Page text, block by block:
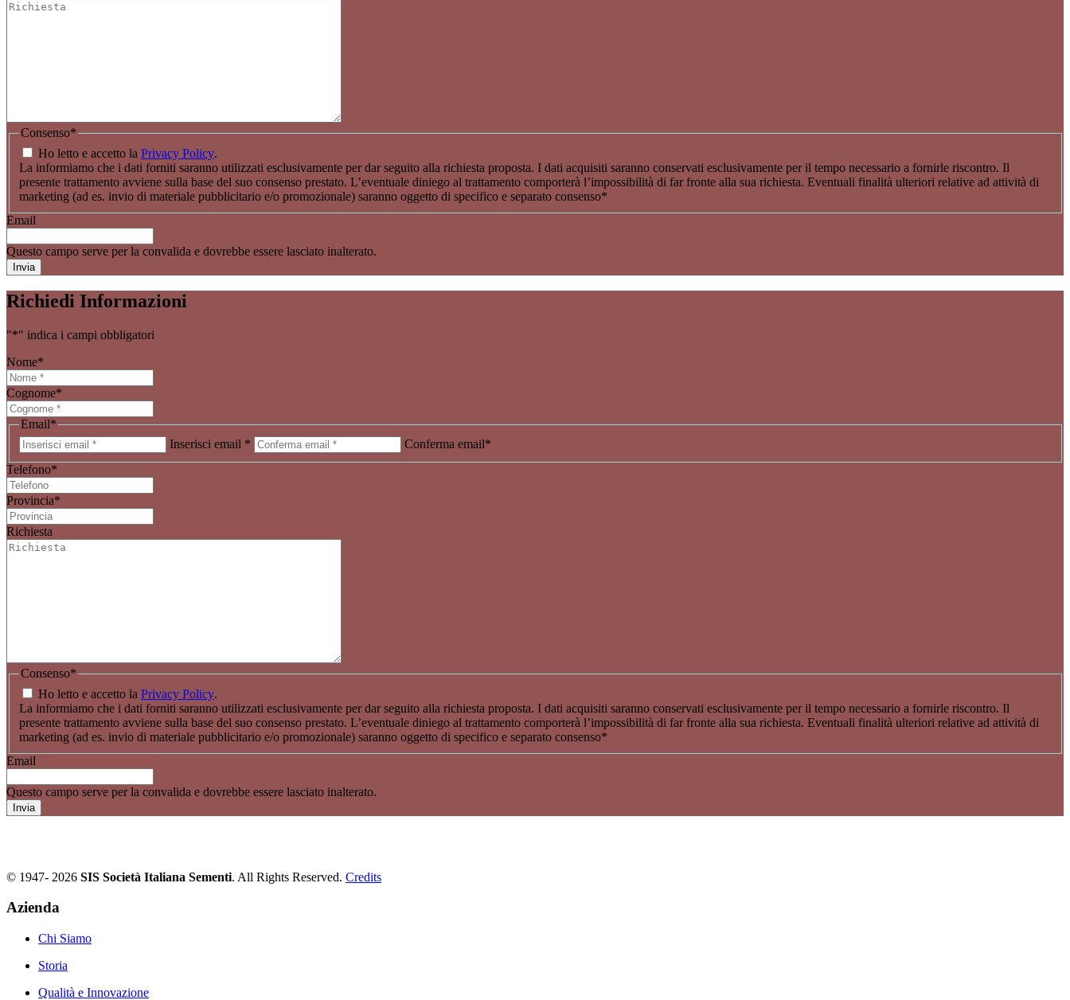
Consenso*
Ho letto e accetto la Privacy Policy.
La informiamo che i dati forniti saranno utilizzati esclusivamente per dar seguito alla richiesta proposta. I dati acquisiti saranno conservati esclusivamente per il tempo necessario a fornirle riscontro. Il
presente trattamento avviene sulla base del suo consenso prestato. L’eventuale diniego al trattamento comporterà l’impossibilità di far fronte alla sua richiesta. Eventuali finalità ulteriori relative ad attività di
marketing (ad es. invio di materiale pubblicitario e/o promozionale) saranno oggetto di specifico e separato consenso*
Email
Questo campo serve per la convalida e dovrebbe essere lasciato inalterato.
Richiedi Informazioni
"*" indica i campi obbligatori
Nome*
Cognome*
Email*
Inserisci email *
Conferma email*
Telefono*
Provincia*
Richiesta
Consenso*
Ho letto e accetto la Privacy Policy.
La informiamo che i dati forniti saranno utilizzati esclusivamente per dar seguito alla richiesta proposta. I dati acquisiti saranno conservati esclusivamente per il tempo necessario a fornirle riscontro. Il
presente trattamento avviene sulla base del suo consenso prestato. L’eventuale diniego al trattamento comporterà l’impossibilità di far fronte alla sua richiesta. Eventuali finalità ulteriori relative ad attività di
marketing (ad es. invio di materiale pubblicitario e/o promozionale) saranno oggetto di specifico e separato consenso*
Email
Questo campo serve per la convalida e dovrebbe essere lasciato inalterato.
© 1947- 2026 SIS Società Italiana Sementi. All Rights Reserved. Credits
Azienda
Chi Siamo
Storia
Qualità e Innovazione